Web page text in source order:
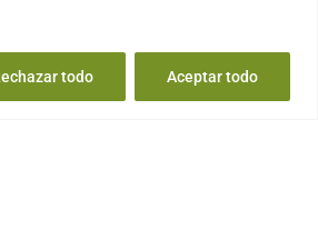
todo Aceptar todo